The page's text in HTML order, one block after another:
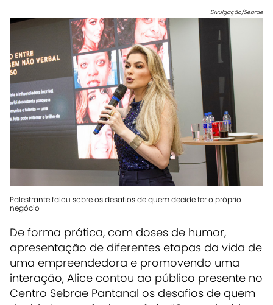
Divulgação/Sebrae
Palestrante falou sobre os desafios de quem decide ter o próprio
negócio
De forma prática, com doses de humor,
apresentação de diferentes etapas da vida de
uma empreendedora e promovendo uma
interação, Alice contou ao público presente no
Centro Sebrae Pantanal os desafios de quem